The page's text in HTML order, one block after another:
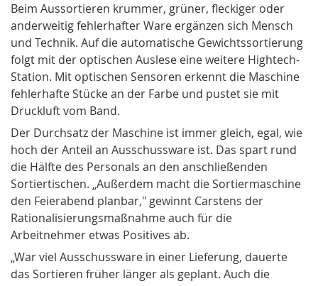
Beim Aussortieren krummer, grüner, fleckiger oder
anderweitig fehlerhafter Ware ergänzen sich Mensch
und Technik. Auf die automatische Gewichtssortierung
folgt mit der optischen Auslese eine weitere Hightech-
Station. Mit optischen Sensoren erkennt die Maschine
fehlerhafte Stücke an der Farbe und pustet sie mit
Druckluft vom Band.
Der Durchsatz der Maschine ist immer gleich, egal, wie
hoch der Anteil an Ausschussware ist. Das spart rund
die Hälfte des Personals an den anschließenden
Sortiertischen. „Außerdem macht die Sortiermaschine
den Feierabend planbar," gewinnt Carstens der
Rationalisierungsmaßnahme auch für die
Arbeitnehmer etwas Positives ab.
„War viel Ausschussware in einer Lieferung, dauerte
das Sortieren früher länger als geplant. Auch die